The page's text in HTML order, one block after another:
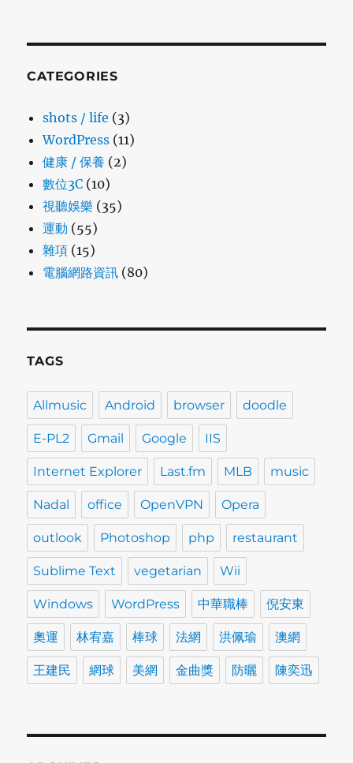
CATEGORIES
shots / life (3)
WordPress (11)
健康 / 保養 (2)
數位3C (10)
視聽娛樂 (35)
運動 (55)
雜項 (15)
電腦網路資訊 (80)
TAGS
Allmusic Android browser doodle
E-PL2 Gmail Google IIS
Internet Explorer Last.fm MLB music
Nadal office OpenVPN Opera
outlook Photoshop php restaurant
Sublime Text vegetarian Wii
Windows WordPress 中華職棒 倪安東
奧運 林宥嘉 棒球 法網 洪佩瑜 澳網
王建民 網球 美網 金曲獎 防曬 陳奕迅